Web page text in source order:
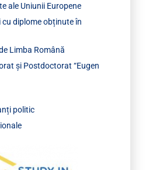
ale Uniunii Europene
diplome obținute în
Limba Română
și Postdoctorat “Eugen
politic